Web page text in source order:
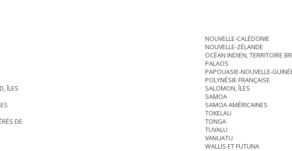
ÎLES
DE
NOUVELLE-CALÉDONIE
NOUVELLE-ZÉLANDE
OCÉAN INDIEN, TERRITOIRE
PALAOS
PAPOUASIE-NOUVELLE-
POLYNÉSIE FRANÇAISE
SALOMON, ÎLES
SAMOA
SAMOA AMÉRICAINES
TOKELAU
TONGA
TUVALU
VANUATU
WALLIS ET FUTUNA